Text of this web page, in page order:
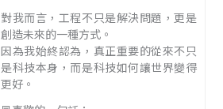
對我而言，工程不只是解決問題，更是
創造未來的一種方式。
因為我始終認為，真正重要的從來不只
是科技本身，而是科技如何讓世界變得
更好。